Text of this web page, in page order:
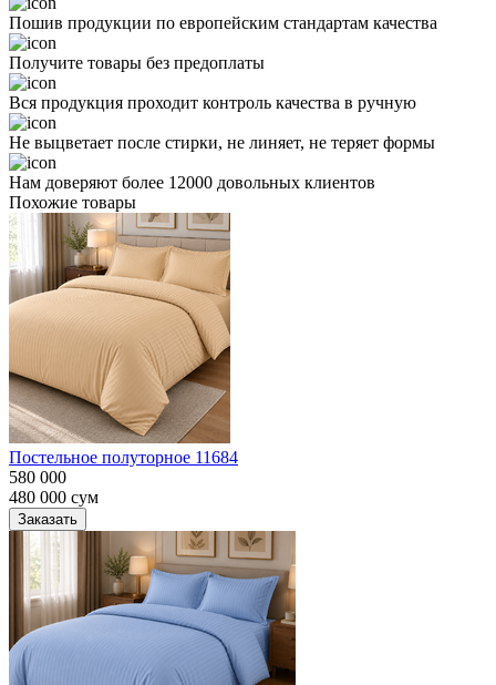
Пошив продукции по европейским стандартам качества
Получите товары без предоплаты
Вся продукция проходит контроль качества в ручную
Не выцветает после стирки, не линяет, не теряет формы
Нам доверяют более 12000 довольных клиентов
Похожие товары
Постельное полуторное 11684
580 000
480 000 сум
Заказать